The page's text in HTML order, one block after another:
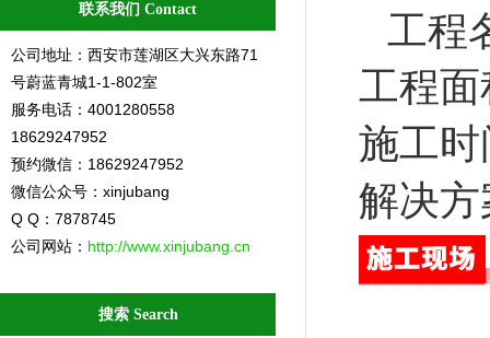
联系我们 Contact
公司地址：西安市莲湖区大兴东路71
号蔚蓝青城1-1-802室
服务电话：4001280558
18629247952
预约微信：18629247952
微信公众号：xinjubang
Q Q：7878745
公司网站： http://www.xinjubang.cn
搜索 Search
工程
工程面
施工时
解决